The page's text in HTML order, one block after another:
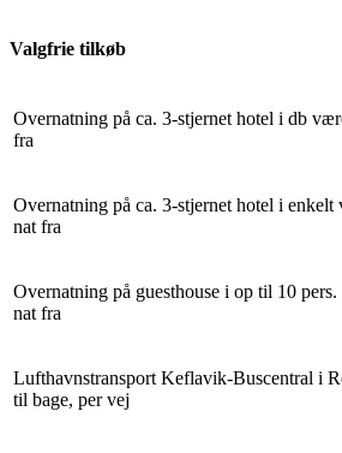
Valgfrie tilkøb
Overnatning på ca. 3-stjernet hotel i db
fra
Overnatning på ca. 3-stjernet hotel i enkelt
nat fra
Overnatning på guesthouse i op til 10
nat fra
Lufthavnstransport Keflavik-Buscentral i
til bage, per vej